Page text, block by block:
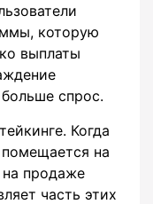
которую
выплаты
спрос.
Когда
на
на продаже
часть этих